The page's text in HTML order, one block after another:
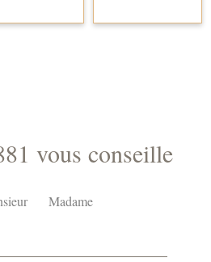
vous conseille
Madame